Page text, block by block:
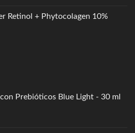
Retinol + Phytocolagen 10%
Prebióticos Blue Light - 30 ml